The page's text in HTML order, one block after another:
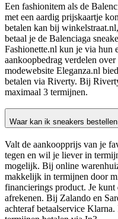
Een fashionitem als de
met een aardig prijskaartje
betalen kan bij
betaal je de Balenciaga
Fashionette.nl kun je via hun
aankoopbedrag verdelen
modewebsite Eleganza.nl
betalen via Riverty. Bij
maximaal 3 termijnen.
Waar kan ik sneakers
Valt de aankoopprijs van je
tegen en wil je liever in
mogelijk. Bij online
makkelijk in termijnen door
financierings product. Je
afrekenen. Bij Zalando en
achteraf betaalservice